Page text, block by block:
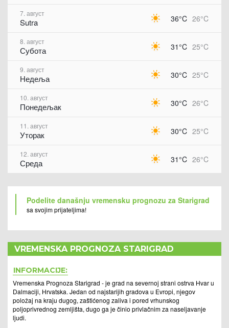
7. август
Sutra 36°C 26°C
8. август
Субота 31°C 25°C
9. август
Недеља 30°C 25°C
10. август
Понедељак 30°C 26°C
11. август
Уторак 30°C 25°C
12. август
Среда 31°C 26°C
Podelite današnju vremensku prognozu za Starigrad
sa svojim prijateljima!
VREMENSKA PROGNOZA STARIGRAD
INFORMACIJE:
Vremenska Prognoza Starigrad - je grad na severnoj strani ostrva Hvar u
Dalmaciji, Hrvatska. Jedan od najstarijih gradova u Evropi, njegov
položaj na kraju dugog, zaštićenog zaliva i pored vrhunskog
poljoprivrednog zemljišta, dugo ga je činio privlačnim za naseljavanje
ljudi.